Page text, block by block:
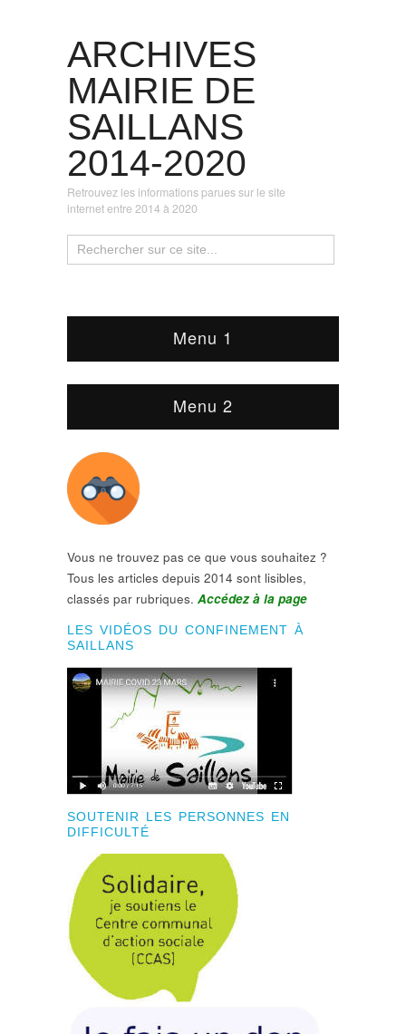
ARCHIVES
MAIRIE DE
SAILLANS
2014-2020
Retrouvez les informations parues sur le site
internet entre 2014 à 2020
Menu 1
Menu 2
Vous ne trouvez pas ce que vous souhaitez ?
Tous les articles depuis 2014 sont lisibles,
classés par rubriques. Accédez à la page
LES VIDÉOS DU CONFINEMENT À
SAILLANS
SOUTENIR LES PERSONNES EN
DIFFICULTÉ